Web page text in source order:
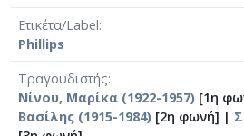
Ετικέτα/Label
Phillips
Τραγουδιστής
Νίνου, Μαρίκα (1922-1957) [1η
Βασίλης (1915-1984) [2η φωνή] |